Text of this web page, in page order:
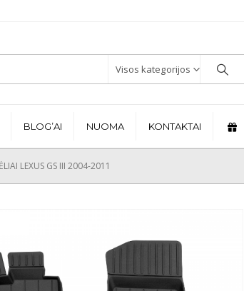
Visos kategorijos
BLOG’AI NUOMA KONTAKTAI
LEXUS GS III 2004-2011